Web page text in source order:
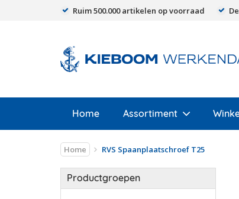
Ruim 500.000 artikelen op voorraad
Home Assortiment
Home RVS Spaanplaatschroef T25
Productgroepen